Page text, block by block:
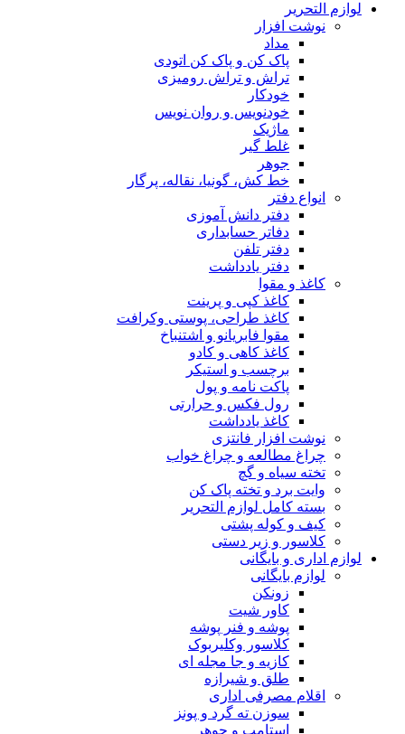
لوازم التحریر
نوشت افزار
مداد
پاک کن و پاک کن اتودی
تراش و تراش رومیزی
خودکار
خودنویس و روان نویس
ماژیک
غلط گیر
جوهر
خط کش، گونیا، نقاله، پرگار
انواع دفتر
دفتر دانش آموزی
دفاتر حسابداری
دفتر تلفن
دفتر یادداشت
کاغذ و مقوا
کاغذ کپی و پرینت
کاغذ طراحی، پوستی وکرافت
مقوا فابریانو و اشتنباخ
کاغذ کاهی و کادو
برچسب و استیکر
پاکت نامه و پول
رول فکس و حرارتی
کاغذ یادداشت
نوشت افزار فانتزی
چراغ مطالعه و چراغ خواب
تخته سیاه و گچ
وایت برد و تخته پاک کن
بسته کامل لوازم التحریر
کیف و کوله پشتی
کلاسور و زیر دستی
لوازم اداری و بایگانی
لوازم بایگانی
زونکن
کاور شیت
پوشه و فنر پوشه
کلاسور وکلیربوک
کازیه و جا مجله ای
طلق و شیرازه
اقلام مصرفی اداری
سوزن ته گرد و پونز
استامپ و جوهر